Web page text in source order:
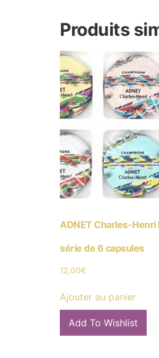
Produits
ADNET Charles-Henri
série de 6 capsules
12,00€
Ajouter au panier
Add To Wishlist